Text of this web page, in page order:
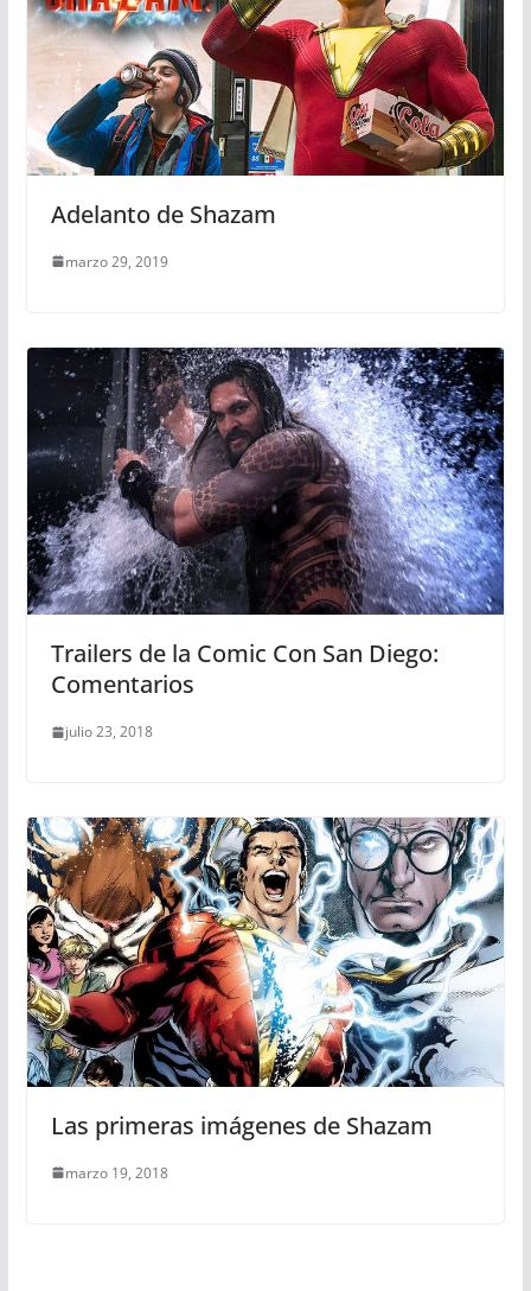
Adelanto de Shazam
marzo 29, 2019
Trailers de la Comic Con San Diego:
Comentarios
julio 23, 2018
Las primeras imágenes de Shazam
marzo 19, 2018